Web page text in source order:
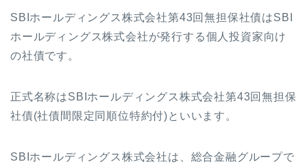
SBIホールディングス株式会社第43回無担保社債はSBI
ホールディングス株式会社が発行する個人投資家向け
の社債です。
正式名称はSBIホールディングス株式会社第43回無担保
社債(社債間限定同順位特約付)といいます。
SBIホールディングス株式会社は、総合金融グループで